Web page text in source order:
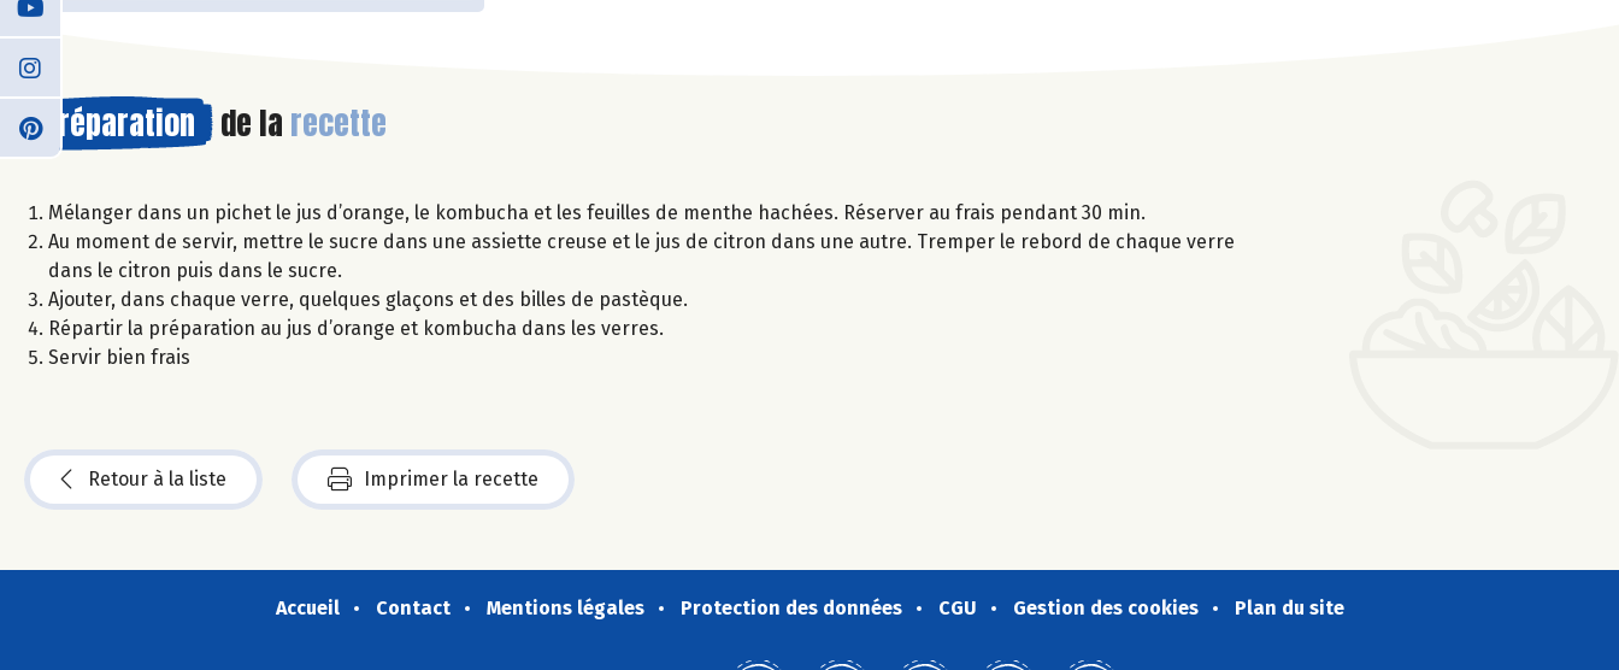
Préparation de la recette
Mélanger dans un pichet le jus d’orange, le kombucha et les feuilles de menthe hachées. Réserver au frais pendant 30 min.
Au moment de servir, mettre le sucre dans une assiette creuse et le jus de citron dans une autre. Tremper le rebord de chaque verre
dans le citron puis dans le sucre.
Ajouter, dans chaque verre, quelques glaçons et des billes de pastèque.
Répartir la préparation au jus d’orange et kombucha dans les verres.
Servir bien frais
Retour à la liste Imprimer la recette
Accueil Contact Mentions légales Protection des données CGU Gestion des cookies Plan du site